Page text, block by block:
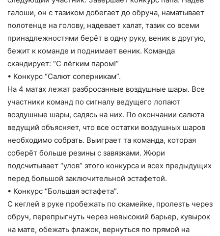
галоши, он с тазиком добегает до обруча, наматывает
полотенце на голову, надевает халат, тазик со всеми
принадлежностями берёт в одну руку, веник в другую,
бежит к команде и поднимает веник. Команда
скандирует: “С лёгким паром!”
• Конкурс “Салют соперникам”.
На 4 матах лежат разбросанные воздушные шары. Все
участники команд по сигналу ведущего лопают
воздушные шары, садясь на них. По окончании салюта
ведущий объясняет, что все остатки воздушных шаров
необходимо собрать. Выиграет та команда, которая
соберёт больше резины с завязками. Жюри
подсчитывает “улов” этого конкурса и всех предыдущих
перед большой заключительной эстафетой.
• Конкурс “Большая эстафета”.
С кеглей в руке пробежать по скамейке, пролезть через
обруч, перепрыгнуть через невысокий барьер, кувырок
на мате, обежать флажок, вернуться по прямой на